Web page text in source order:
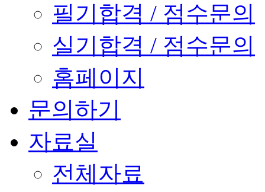
필기합격 / 점수문의
실기합격 / 점수문의
홈페이지
문의하기
자료실
전체자료